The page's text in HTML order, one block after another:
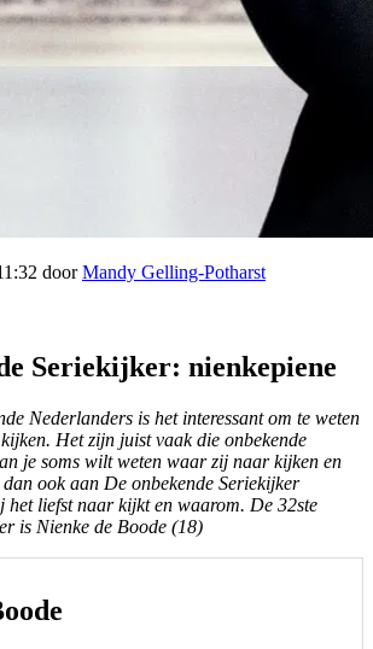
doorMandy Gelling-Potharst
Seriekijker: nienkepiene
Nederlanders is het interessant om te weten
Het zijn juist vaak die onbekende
je soms wilt weten waar zij naar kijken en
ook aan De onbekende Seriekijker
liefst naar kijkt en waarom. De 32ste
is Nienke de Boode (18)